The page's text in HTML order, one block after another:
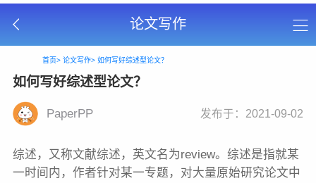
论文写作
首页> 论文写作> 如何写好综述型论文？
如何写好综述型论文？
PaperPP 发布于：2021-09-02
综述，又称文献综述，英文名为review。综述是指就某
一时间内，作者针对某一专题，对大量原始研究论文中